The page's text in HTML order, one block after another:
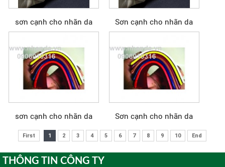
sơn cạnh cho nhãn da Sơn cạnh cho nhãn da
sơn cạnh cho nhãn da Sơn cạnh cho nhãn da
First 1 2 3 4 5 6 7 8 9 10 End
THÔNG TIN CÔNG TY